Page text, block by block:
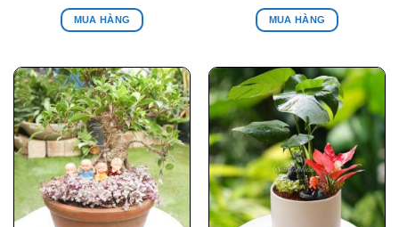
MUA HÀNG MUA HÀNG